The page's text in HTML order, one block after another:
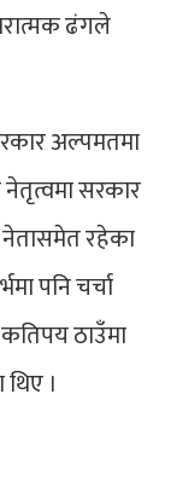
ढंगले
अल्पमतमा
सरकार
रहेका
पनि चर्चा
ठाउँमा
।